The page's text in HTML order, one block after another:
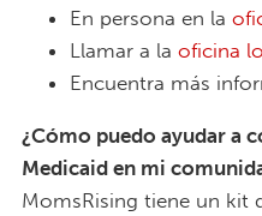
En persona en la
Llamar a la oficina
Encuentra más
¿Cómo puedo ayudar a
Medicaid en mi
MomsRising tiene un kit